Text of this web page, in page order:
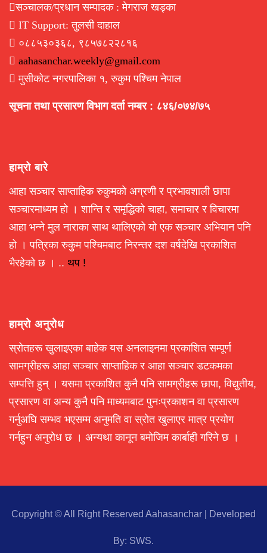
सञ्चालक/प्रधान सम्पादक : मेगराज खड्का
IT Support: तुलसी दाहाल
०८८५३०३६८, ९८५७८२२८१६
aahasanchar.weekly@gmail.com
मुसीकोट नगरपालिका १, रुकुम पश्चिम नेपाल
सूचना तथा प्रसारण विभाग दर्ता नम्बर : ८४६/०७४/७५
हाम्रो बारे
आहा सञ्चार साप्ताहिक रुकुमको अग्रणी र प्रभावशाली छापा
सञ्चारमाध्यम हो । शान्ति र समृद्धिको चाहा, समाचार र विचारमा
आहा भन्ने मुल नाराका साथ थालिएको यो एक सञ्चार अभियान पनि
हो । पत्रिका रुकुम पश्चिमबाट निरन्तर दश वर्षदेखि प्रकाशित
भैरहेको छ । .. थप !
हाम्रो अनुरोध
स्रोतहरू खुलाइएका बाहेक यस अनलाइनमा प्रकाशित सम्पूर्ण
सामग्रीहरू आहा सञ्चार साप्ताहिक र आहा सञ्चार डटकमका
सम्पत्ति हुन् । यसमा प्रकाशित कुनै पनि सामग्रीहरू छापा, विद्युतीय,
प्रसारण वा अन्य कुनै पनि माध्यमबाट पुनःप्रकाशन वा प्रसारण
गर्नुअघि सम्भव भएसम्म अनुमति वा स्रोत खुलाएर मात्र प्रयोग
गर्नहुन अनुरोध छ । अन्यथा कानून बमोजिम कार्बाही गरिने छ ।
Copyright © All Right Reserved Aahasanchar Developed
By: SWS.